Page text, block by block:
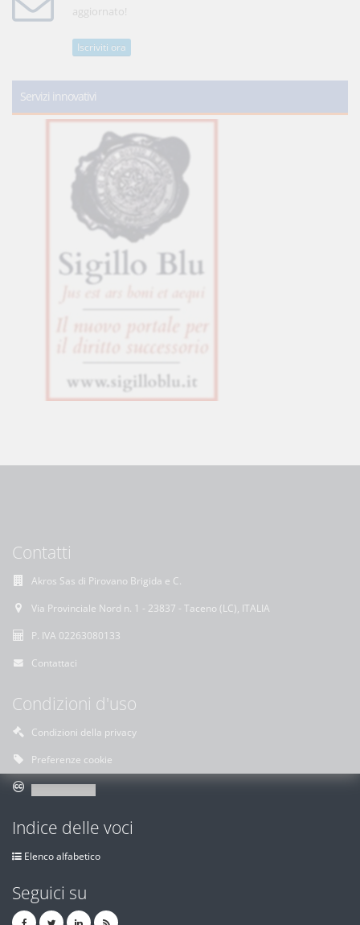
aggiornato!
Iscriviti ora
Servizi innovativi
Contatti
Akros Sas di Pirovano Brigida e C.
Via Provinciale Nord n. 1 - 23837 - Taceno (LC), ITALIA
P. IVA 02263080133
Contattaci
Condizioni d'uso
Condizioni della privacy
Preferenze cookie
Indice delle voci
Elenco alfabetico
Seguici su